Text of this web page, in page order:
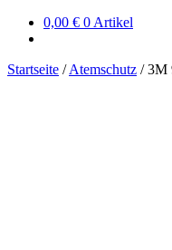
0,00 € 0 Artikel
Startseite /Atemschutz /3M